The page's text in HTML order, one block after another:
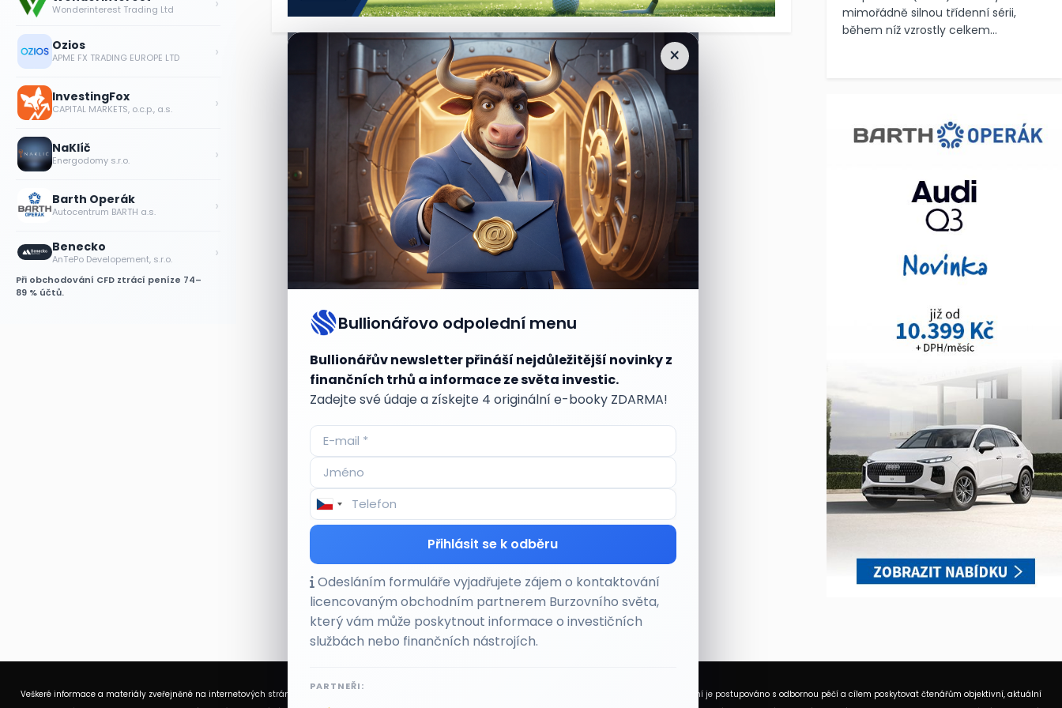
×
Bullionářovo odpolední menu
Bullionářův newsletter přináší nejdůležitější novinky z
finančních trhů a informace ze světa investic.
Zadejte své údaje a získejte 4 originální e-booky ZDARMA!
Přihlásit se k odběru
Odesláním formuláře vyjadřujete zájem o kontaktování
licencovaným obchodním partnerem Burzovního světa,
který vám může poskytnout informace o investičních
službách nebo finančních nástrojích.
PARTNEŘI:
Wonderinterest Trading Ltd
Ozios
APME FX TRADING EUROPE LTD ›
InvestingFox
CAPITAL MARKETS, o.c.p., a.s. ›
NaKlíč
Energodomy s.r.o. ›
Barth Operák
Autocentrum BARTH a.s. ›
Benecko
AnTePo Developement, s.r.o. ›
Při obchodování CFD ztrácí peníze 74–
89 % účtů.
mimořádně silnou třídenní sérii,
během níž vzrostly celkem...
Veškeré informace a materiály zveřejněné na internetových stránkách Burzovního Světa vycházejí z veřejně dostupných a důvěryhodných zdrojů. Při jejich zpracování je postupováno s odbornou péčí a cílem poskytovat čtenářům objektivní, aktuální